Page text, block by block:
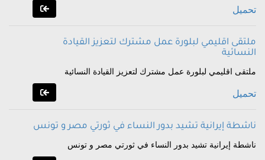
تحميل
ملتقى اقليمي لبلورة عمل مشترك لتعزيز القيادة
النسائية
ملتقى اقليمي لبلورة عمل مشترك لتعزيز القيادة النسائية
تحميل
ناشطة إيرانية تشيد بدور النساء في ثورتي مصر و تونس
ناشطة إيرانية تشيد بدور النساء في ثورتي مصر و تونس